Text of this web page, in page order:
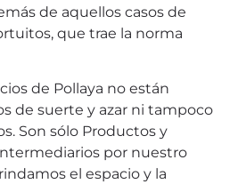
de aquellos casos de
que trae la norma
de Pollaya no están
de suerte y azar ni tampoco
Son sólo Productos y
por nuestro
el espacio y la